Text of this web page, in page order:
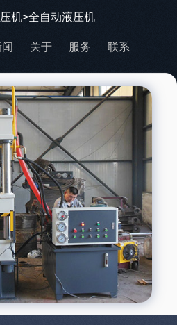
机>全自动液压机
关于 服务 联系